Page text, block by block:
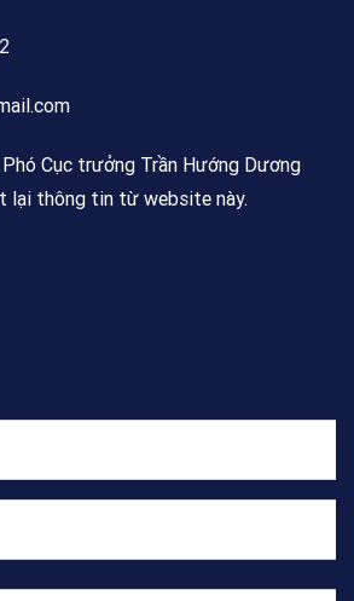
Cục trưởng Trần Hướng Dương
lại thông tin từ website này.